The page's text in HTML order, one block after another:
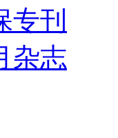
专刊
杂志